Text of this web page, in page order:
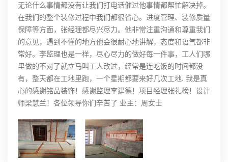
无论什么事情都没有让我们打电话催过他事情都帮忙解决掉。
在我们的整个装修过程中我们都很省心。进度管理、装修质量
保障等方面，张经理都尽兴尽力。他非常注重沟通和尊重我们
的意见，遇到不懂的地方他会很耐心地讲解，态度和语气都非
常好。李监理也是一样，尽心尽力的做好每一件事，工人们哪
里做的不对了就立马叫工人改过，经常是连吃饭的时间都没
有，整天都在工地里跑，一个星期都要来好几次工地. 我是真
心的感谢铭品装饰！感谢监理李建德！项目经理张礼榜！设计
师梁慧兰！各位领导你们辛苦了 业主：周女士